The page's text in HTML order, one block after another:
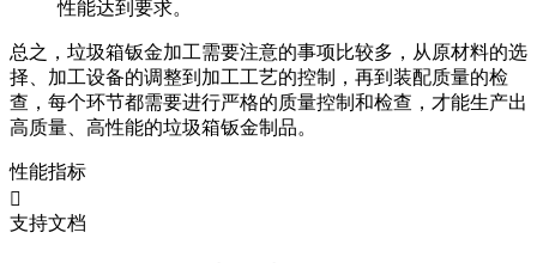
性能达到要求。
总之，垃圾箱钣金加工需要注意的事项比较多，从原材料的选
择、加工设备的调整到加工工艺的控制，再到装配质量的检
查，每个环节都需要进行严格的质量控制和检查，才能生产出
高质量、高性能的垃圾箱钣金制品。
性能指标
支持文档